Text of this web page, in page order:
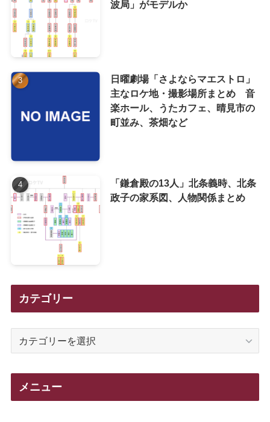
波局」がモデルか
日曜劇場「さよならマエストロ」
主なロケ地・撮影場所まとめ 音
楽ホール、うたカフェ、晴見市の
町並み、茶畑など
「鎌倉殿の13人」北条義時、北条
政子の家系図、人物関係まとめ
カテゴリー
メニュー